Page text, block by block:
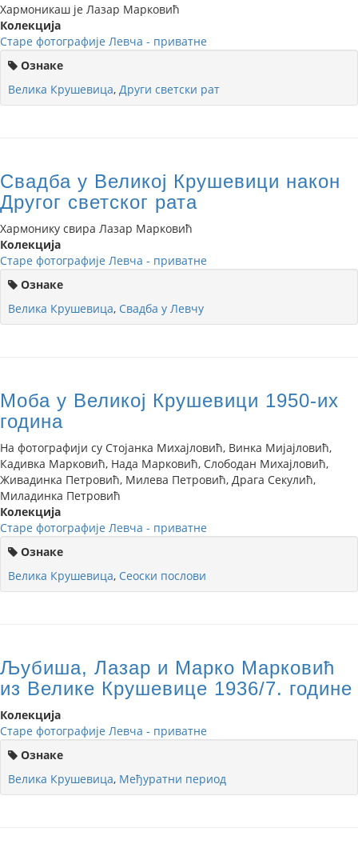
Хармоникаш је Лазар Марковић
Колекција
Старе фотографије Левча - приватне
Ознаке
Велика Крушевица, Други светски рат
Свадба у Великој Крушевици након
Другог светског рата
Хармонику свира Лазар Марковић
Колекција
Старе фотографије Левча - приватне
Ознаке
Велика Крушевица, Свадба у Левчу
Моба у Великој Крушевици 1950-их
година
На фотографији су Стојанка Михајловић, Винка Мијајловић,
Кадивка Марковић, Нада Марковић, Слободан Михајловић,
Живадинка Петровић, Милева Петровић, Драга Секулић,
Миладинка Петровић
Колекција
Старе фотографије Левча - приватне
Ознаке
Велика Крушевица, Сеоски послови
Љубиша, Лазар и Марко Марковић
из Велике Крушевице 1936/7. године
Колекција
Старе фотографије Левча - приватне
Ознаке
Велика Крушевица, Међуратни период